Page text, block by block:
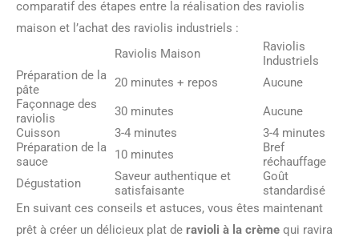
comparatif des étapes entre la réalisation des raviolis
maison et l’achat des raviolis industriels :
Raviolis Maison
Raviolis
Industriels
Préparation de la
pâte
20 minutes + repos
Aucune
Façonnage des
raviolis
30 minutes
Aucune
Cuisson
3-4 minutes
3-4 minutes
Préparation de la
sauce
10 minutes
Bref
réchauffage
Dégustation
Saveur authentique et
satisfaisante
Goût
standardisé
En suivant ces conseils et astuces, vous êtes maintenant
prêt à créer un délicieux plat de ravioli à la crème qui ravira